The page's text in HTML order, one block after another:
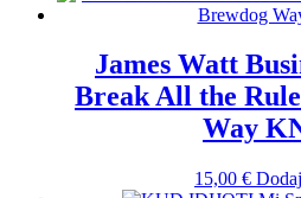
James Watt
Break All the
Way
15,00 €